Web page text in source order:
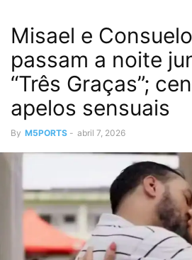
Misael e
passam a noite
“Três Graças”;
apelos sensuais
By M5PORTS - abril 7, 2026